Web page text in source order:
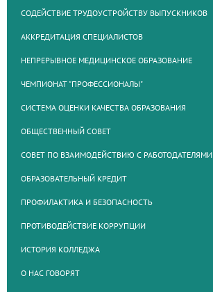
СОДЕЙСТВИЕ ТРУДОУСТРОЙСТВУ ВЫПУСКНИКОВ
АККРЕДИТАЦИЯ СПЕЦИАЛИСТОВ
НЕПРЕРЫВНОЕ МЕДИЦИНСКОЕ ОБРАЗОВАНИЕ
ЧЕМПИОНАТ "ПРОФЕССИОНАЛЫ"
СИСТЕМА ОЦЕНКИ КАЧЕСТВА ОБРАЗОВАНИЯ
ОБЩЕСТВЕННЫЙ СОВЕТ
СОВЕТ ПО ВЗАИМОДЕЙСТВИЮ С РАБОТОДАТЕЛЯМИ
ОБРАЗОВАТЕЛЬНЫЙ КРЕДИТ
ПРОФИЛАКТИКА И БЕЗОПАСНОСТЬ
ПРОТИВОДЕЙСТВИЕ КОРРУПЦИИ
ИСТОРИЯ КОЛЛЕДЖА
О НАС ГОВОРЯТ